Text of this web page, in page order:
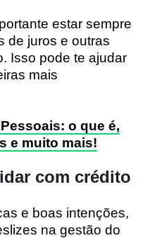
estar sempre
de juros e outras
Isso pode te ajudar
mais
o que é,
e muito mais!
com crédito
e boas intenções,
na gestão do